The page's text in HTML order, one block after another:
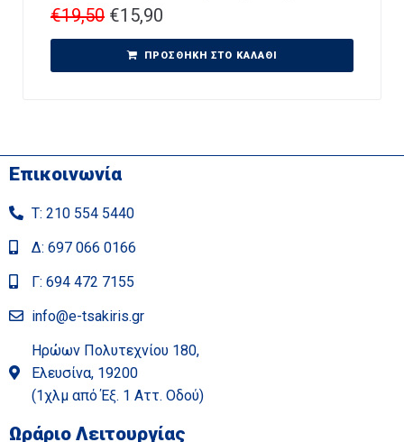
€19,50 €15,90
ΠΡΟΣΘΉΚΗ ΣΤΟ ΚΑΛΆΘΙ
Επικοινωνία
Τ: 210 554 5440
Δ: 697 066 0166
Γ: 694 472 7155
info@e-tsakiris.gr
Ηρώων Πολυτεχνίου 180,
Ελευσίνα, 19200
(1χλμ από Έξ. 1 Αττ. Οδού)
Ωράριο Λειτουργίας